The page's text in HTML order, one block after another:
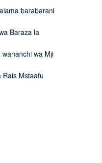
barabarani
Baraza la
wa Mji
Rais Mstaafu